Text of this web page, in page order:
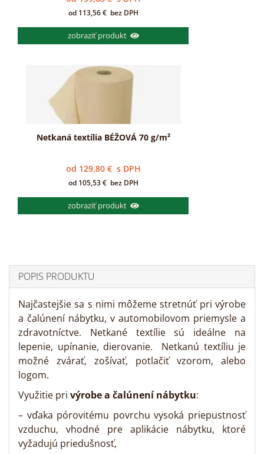
od 113,56€ bez DPH
zobraziť produkt
Netkaná textília BÉŽOVÁ 70 g/m²
od 129,80 € s DPH
od 105,53€ bez DPH
zobraziť produkt
POPIS PRODUKTU
Najčastejšie sa s nimi môžeme stretnúť pri výrobe
a čalúnení nábytku, v automobilovom priemysle a
zdravotníctve. Netkané textílie sú ideálne na
lepenie, upínanie, dierovanie. Netkanú textíliu je
možné zvárať, zošívať, potlačiť vzorom, alebo
logom.
Využitie pri výrobe a čalúnení nábytku:
– vďaka pórovitému povrchu vysoká priepustnosť
vzduchu, vhodné pre aplikácie nábytku, ktoré
vyžadujú priedušnosť,